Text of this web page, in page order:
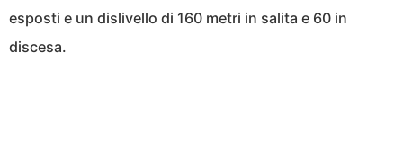
esposti e un dislivello di 160 metri in salita e 60 in
discesa.